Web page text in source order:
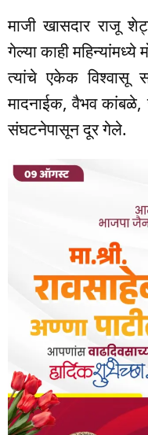
माजी खासदार राजू
गेल्या काही
त्यांचे एकेक विश्वासू
मादनाईक, वैभव कांबळे,
संघटनेपासून दूर गेले.